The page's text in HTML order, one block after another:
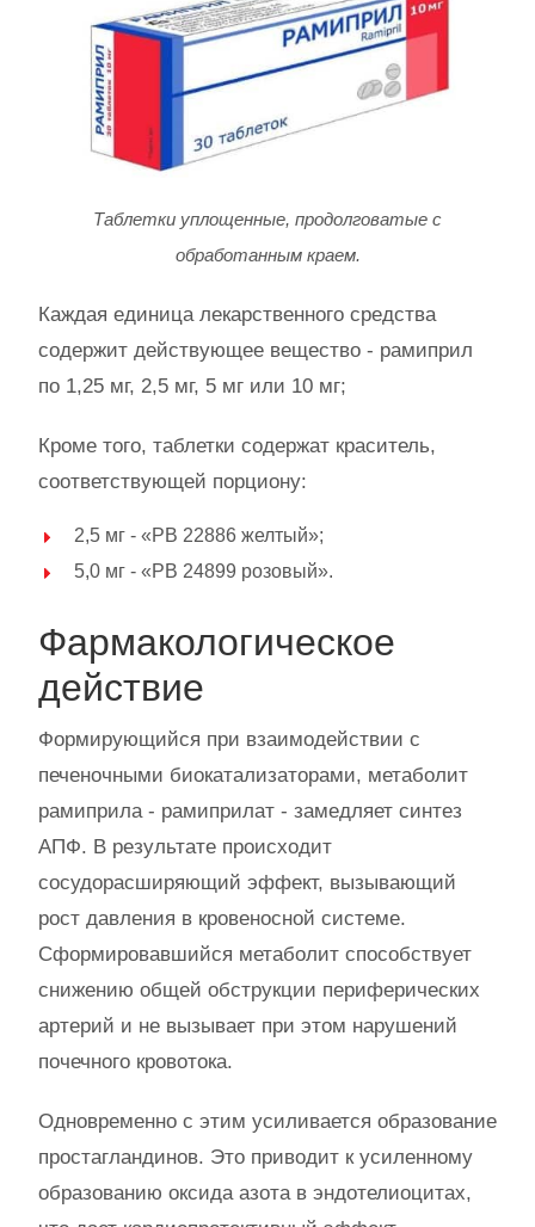
Таблетки уплощенные, продолговатые с
обработанным краем.
Каждая единица лекарственного средства
содержит действующее вещество - рамиприл
по 1,25 мг, 2,5 мг, 5 мг или 10 мг;
Кроме того, таблетки содержат краситель,
соответствующей порциону:
2,5 мг - «РВ 22886 желтый»;
5,0 мг - «РВ 24899 розовый».
Фармакологическое
действие
Формирующийся при взаимодействии с
печеночными биокатализаторами, метаболит
рамиприла - рамиприлат - замедляет синтез
АПФ. В результате происходит
сосудорасширяющий эффект, вызывающий
рост давления в кровеносной системе.
Сформировавшийся метаболит способствует
снижению общей обструкции периферических
артерий и не вызывает при этом нарушений
почечного кровотока.
Одновременно с этим усиливается образование
простагландинов. Это приводит к усиленному
образованию оксида азота в эндотелиоцитах,